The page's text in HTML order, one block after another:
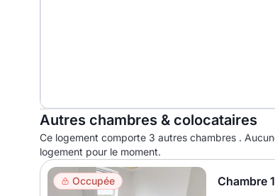
Autres chambres & colocataires
Ce logement comporte 3 autres chambres .
logement pour le moment.
Occupée Chambre